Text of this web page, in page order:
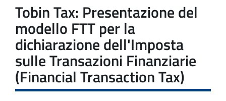
Tobin Tax: Presentazione del
modello FTT per la
dichiarazione dell'Imposta
sulle Transazioni Finanziarie
(Financial Transaction Tax)